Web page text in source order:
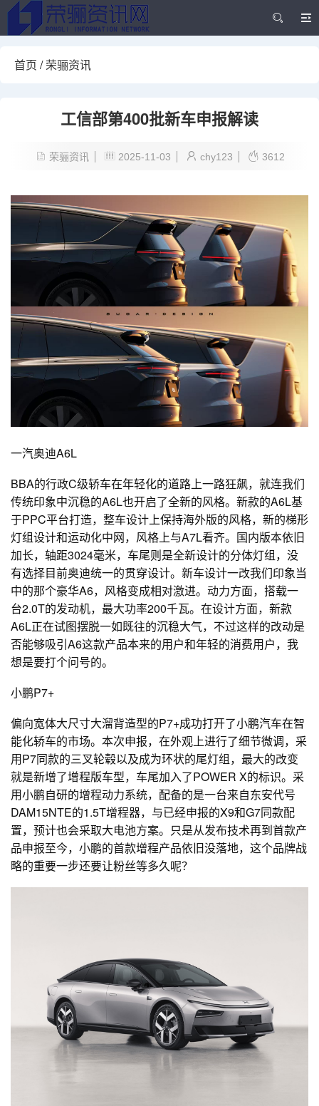
首页 /荣骊资讯
工信部第400批新车申报解读
荣骊资讯 2025-11-03 chy123 3612
一汽奥迪A6L
BBA的行政C级轿车在年轻化的道路上一路狂飙，就连我们
传统印象中沉稳的A6L也开启了全新的风格。新款的A6L基
于PPC平台打造，整车设计上保持海外版的风格，新的梯形
灯组设计和运动化中网，风格上与A7L看齐。国内版本依旧
加长，轴距3024毫米，车尾则是全新设计的分体灯组，没
有选择目前奥迪统一的贯穿设计。新车设计一改我们印象当
中的那个豪华A6，风格变成相对激进。动力方面，搭载一
台2.0T的发动机，最大功率200千瓦。在设计方面，新款
A6L正在试图摆脱一如既往的沉稳大气，不过这样的改动是
否能够吸引A6这款产品本来的用户和年轻的消费用户，我
想是要打个问号的。
小鹏P7+
偏向宽体大尺寸大溜背造型的P7+成功打开了小鹏汽车在智
能化轿车的市场。本次申报，在外观上进行了细节微调，采
用P7同款的三叉轮毂以及成为环状的尾灯组，最大的改变
就是新增了增程版车型，车尾加入了POWER X的标识。采
用小鹏自研的增程动力系统，配备的是一台来自东安代号
DAM15NTE的1.5T增程器，与已经申报的X9和G7同款配
置，预计也会采取大电池方案。只是从发布技术再到首款产
品申报至今，小鹏的首款增程产品依旧没落地，这个品牌战
略的重要一步还要让粉丝等多久呢？